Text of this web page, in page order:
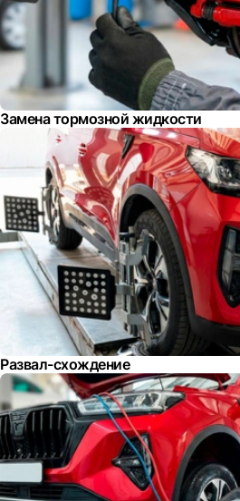
Замена тормозной жидкости
Развал-схождение